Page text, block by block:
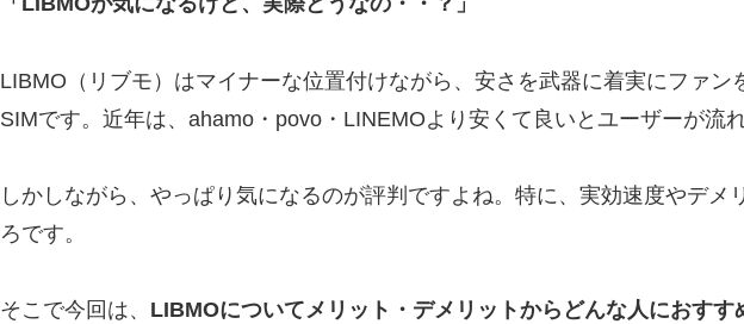
LIBMO（リブモ）はマイナーな位置付けながら、安さを武器に着実にファン
SIMです。近年は、ahamo・povo・LINEMOより安くて良いとユーザーが流
しかしながら、やっぱり気になるのが評判ですよね。特に、実効速度やデメ
ろです。
そこで今回は、 LIBMOについてメリット・デメリットからどんな人におすす